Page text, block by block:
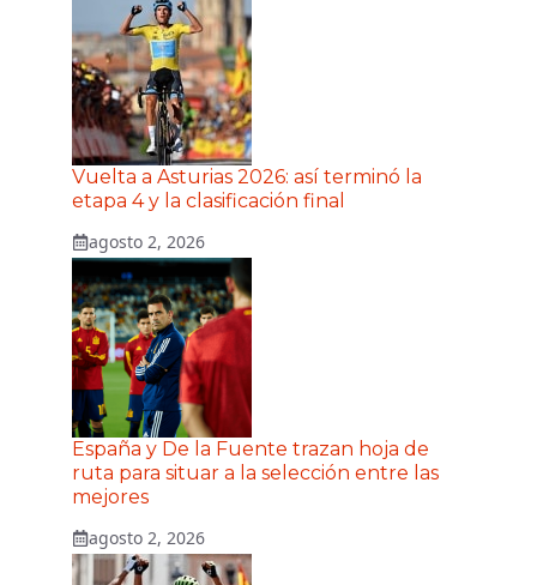
Vuelta a Asturias 2026: así terminó la
etapa 4 y la clasificación final
agosto 2, 2026
España y De la Fuente trazan hoja de
ruta para situar a la selección entre las
mejores
agosto 2, 2026